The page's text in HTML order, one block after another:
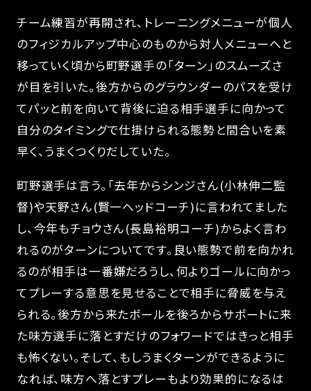
チーム練習が再開され、トレーニングメニューが個人
のフィジカルアップ中心のものから対人メニューへと
移っていく頃から町野選手の「ターン」のスムーズさ
が目を引いた。後方からのグラウンダーのパスを受け
てパッと前を向いて背後に迫る相手選手に向かって
自分のタイミングで仕掛けられる態勢と間合いを素
早く、うまくつくりだしていた。
町野選手は言う。「去年からシンジさん(小林伸二監
督)や天野さん(賢一ヘッドコーチ)に言われてました
し、今年もチョウさん(長島裕明コーチ)からよく言わ
れるのがターンについてです。良い態勢で前を向かれ
るのが相手は一番嫌だろうし、何よりゴールに向かっ
てプレーする意思を見せることで相手に脅威を与え
られる。後方から来たボールを後ろからサポートに来
た味方選手に落とすだけのフォワードではきっと相手
も怖くない。そして、もしうまくターンができるように
なれば、味方へ落とすプレーもより効果的になるは